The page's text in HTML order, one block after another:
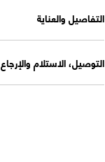
التفاصيل والعناية
التوصيل، الاستلام والإرجاع